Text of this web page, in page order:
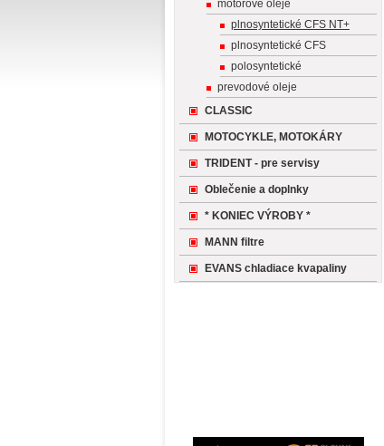
motorové oleje
plnosyntetické CFS NT+
plnosyntetické CFS
polosyntetické
prevodové oleje
CLASSIC
MOTOCYKLE, MOTOKÁRY
TRIDENT - pre servisy
Oblečenie a doplnky
* KONIEC VÝROBY *
MANN filtre
EVANS chladiace kvapaliny